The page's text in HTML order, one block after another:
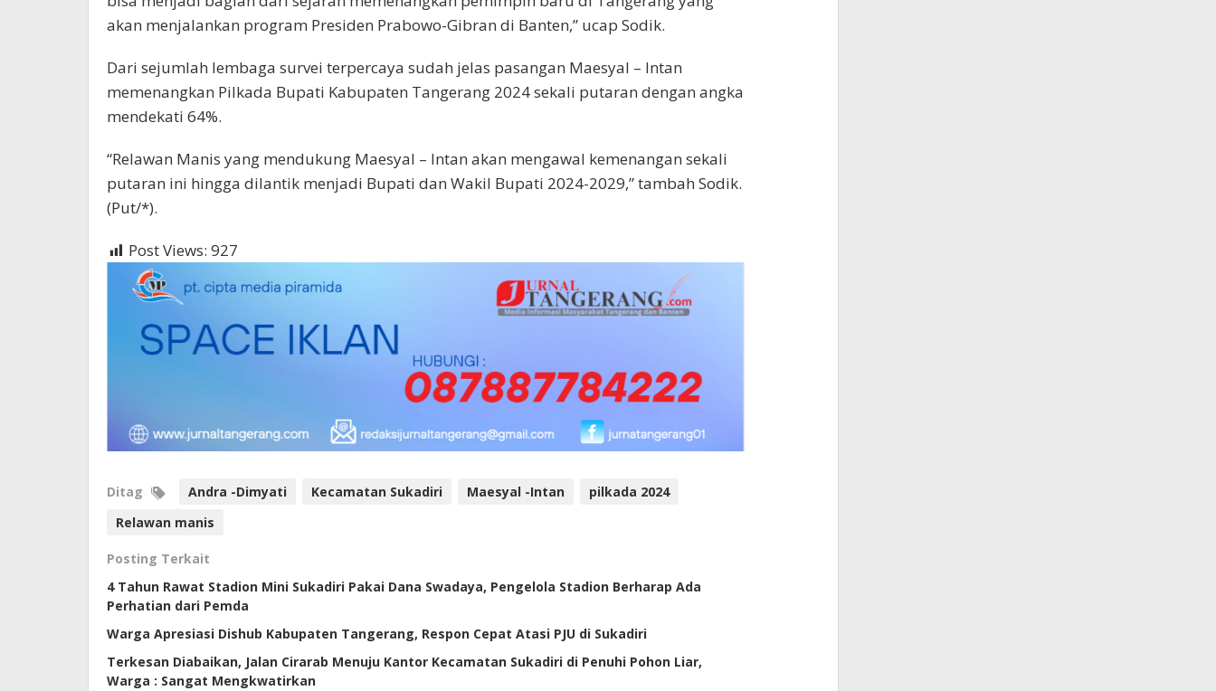
akan menjalankan program Presiden Prabowo-Gibran di Banten,” ucap Sodik.
Dari sejumlah lembaga survei terpercaya sudah jelas pasangan Maesyal – Intan
memenangkan Pilkada Bupati Kabupaten Tangerang 2024 sekali putaran dengan angka
mendekati 64%.
“Relawan Manis yang mendukung Maesyal – Intan akan mengawal kemenangan sekali
putaran ini hingga dilantik menjadi Bupati dan Wakil Bupati 2024-2029,” tambah Sodik.
(Put/*).
Post Views: 927
Ditag Andra -Dimyati Kecamatan Sukadiri Maesyal -Intan
pilkada 2024
Relawan manis
Posting Terkait
4 Tahun Rawat Stadion Mini Sukadiri Pakai Dana Swadaya, Pengelola Stadion Berharap Ada
Perhatian dari Pemda
Warga Apresiasi Dishub Kabupaten Tangerang, Respon Cepat Atasi PJU di Sukadiri
Terkesan Diabaikan, Jalan Cirarab Menuju Kantor Kecamatan Sukadiri di Penuhi Pohon Liar,
Warga : Sangat Mengkwatirkan